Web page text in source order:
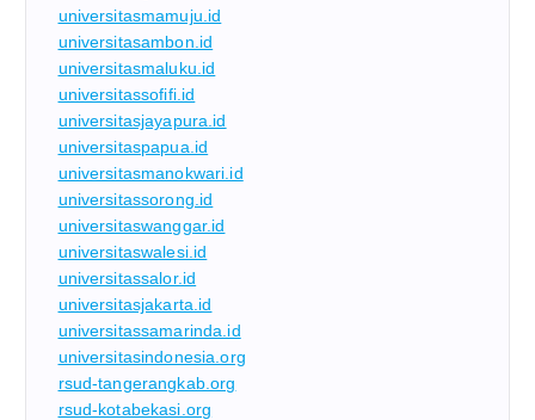
universitasmamuju.id
universitasambon.id
universitasmaluku.id
universitassofifi.id
universitasjayapura.id
universitaspapua.id
universitasmanokwari.id
universitassorong.id
universitaswanggar.id
universitaswalesi.id
universitassalor.id
universitasjakarta.id
universitassamarinda.id
universitasindonesia.org
rsud-tangerangkab.org
rsud-kotabekasi.org